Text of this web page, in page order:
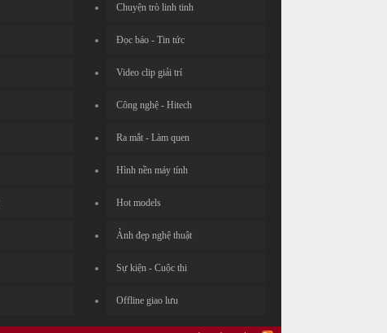
Chuyện trò linh tinh
Đọc báo - Tin tức
Video clip giải trí
Công nghệ - Hitech
Ra mắt - Làm quen
Hình nền máy tính
Hot models
Ảnh đẹp nghệ thuật
Sự kiện - Cuộc thi
Offline giao lưu